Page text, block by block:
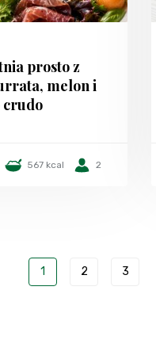
prosto z
melon i
crudo
567 kcal 2
1 2 3